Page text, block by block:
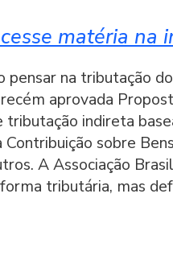
matéria na
pensar na tributação
aprovada
tributação indireta
Contribuição sobre
A Associação
tributária, mas